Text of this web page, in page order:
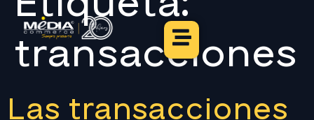
transacciones
Las transacciones